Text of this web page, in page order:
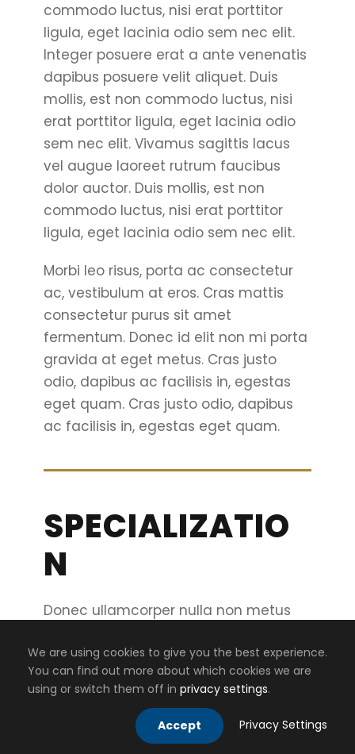
commodo luctus, nisi erat porttitor
ligula, eget lacinia odio sem nec elit.
Integer posuere erat a ante venenatis
dapibus posuere velit aliquet. Duis
mollis, est non commodo luctus, nisi
erat porttitor ligula, eget lacinia odio
sem nec elit. Vivamus sagittis lacus
vel augue laoreet rutrum faucibus
dolor auctor. Duis mollis, est non
commodo luctus, nisi erat porttitor
ligula, eget lacinia odio sem nec elit.
Morbi leo risus, porta ac consectetur
ac, vestibulum at eros. Cras mattis
consectetur purus sit amet
fermentum. Donec id elit non mi porta
gravida at eget metus. Cras justo
odio, dapibus ac facilisis in, egestas
eget quam. Cras justo odio, dapibus
ac facilisis in, egestas eget quam.
SPECIALIZATIO
N
Donec ullamcorper nulla non metus
commodo luctus, nisi erat porttitor
ligula, eget lacinia odio sem nec elit.
We are using cookies to give you the best experience.
You can find out more about which cookies we are
using or switch them off in privacy settings.
Accept Privacy Settings